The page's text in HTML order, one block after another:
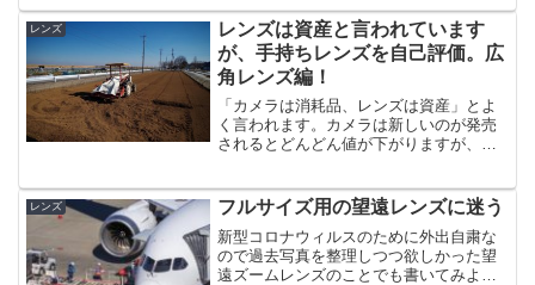
化」。PENTAXの単焦点レンズのフー...
レンズ
レンズは資産と言われています
が、手持ちレンズを自己評価。広
角レンズ編！
「カメラは消耗品、レンズは資産」とよ
く言われます。カメラは新しいのが発売
されるとどんどん値が下がりますが、レ
値が下がりにくいと言われています。 た
だ、カメラメーカーが消...
レンズ フルサイズ用の望遠レンズに迷う
新型コロナウィルスのために外出自粛な
ので過去写真を整理しつつ欲しかった望
遠ズームレンズのことでも書いてみよう